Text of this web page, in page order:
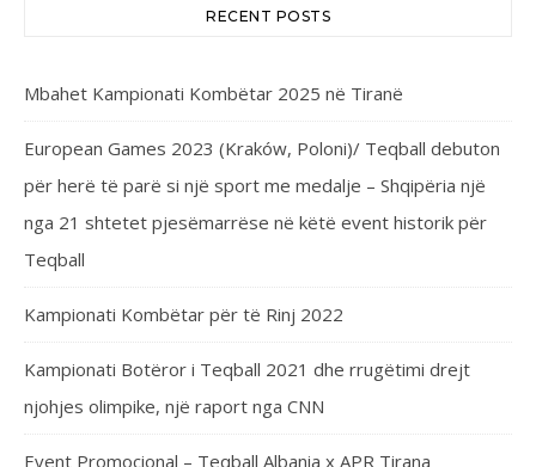
RECENT POSTS
Mbahet Kampionati Kombëtar 2025 në Tiranë
European Games 2023 (Kraków, Poloni)/ Teqball debuton
për herë të parë si një sport me medalje – Shqipëria një
nga 21 shtetet pjesëmarrëse në këtë event historik për
Teqball
Kampionati Kombëtar për të Rinj 2022
Kampionati Botëror i Teqball 2021 dhe rrugëtimi drejt
njohjes olimpike, një raport nga CNN
Event Promocional – Teqball Albania x APR Tirana